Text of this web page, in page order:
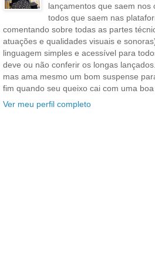
lançamentos que saem nos
todos que saem nas
comentando sobre todas as partes
atuações e qualidades visuais e
linguagem simples e acessível para
deve ou não conferir os longas
mas ama mesmo um bom suspense
fim quando seu queixo cai com uma boa
Ver meu perfil completo